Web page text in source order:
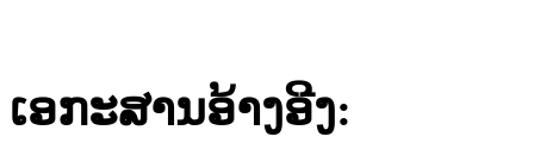
ເອກະສານອ້າງອີງ: